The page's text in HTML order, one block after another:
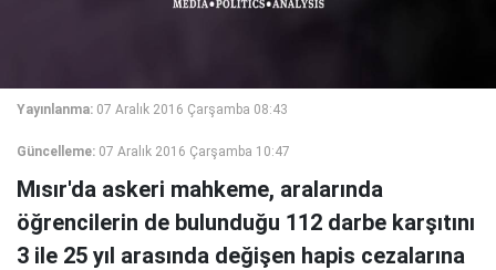
Yayınlanma: 07 Aralık 2016 Çarşamba 08:43
Güncelleme: 07 Aralık 2016 Çarşamba 10:47
Mısır'da askeri mahkeme, aralarında
öğrencilerin de bulunduğu 112 darbe karşıtını
3 ile 25 yıl arasında değişen hapis cezalarına